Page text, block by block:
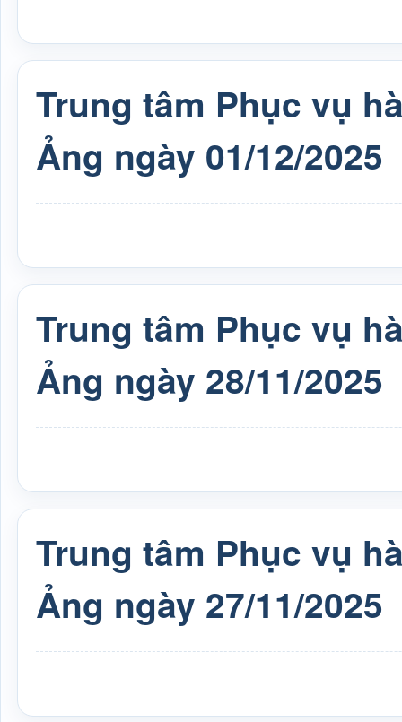
Trung tâm Phục vụ
Ảng ngày 01/12/2025
Trung tâm Phục vụ
Ảng ngày 28/11/2025
Trung tâm Phục vụ
Ảng ngày 27/11/2025